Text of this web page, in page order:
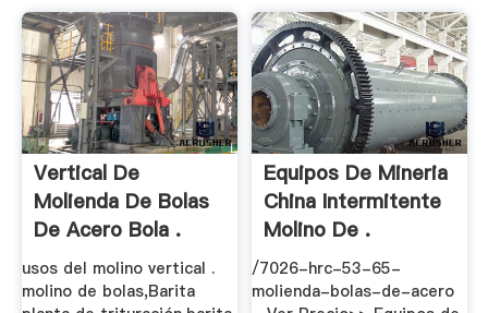
Vertical De
Molienda De Bolas
De Acero Bola .
usos del molino vertical .
molino de bolas,Barita
Equipos De Mineria
China Intermitente
Molino De .
/7026-hrc-53-65-
molienda-bolas-de-acero